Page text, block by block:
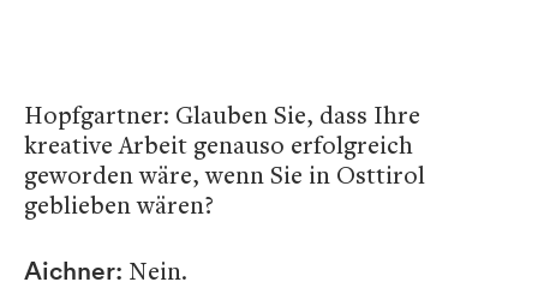
Hopfgartner: Glauben Sie, dass Ihre
kreative Arbeit genauso erfolgreich
geworden wäre, wenn Sie in Osttirol
geblieben wären?
Aichner: Nein.